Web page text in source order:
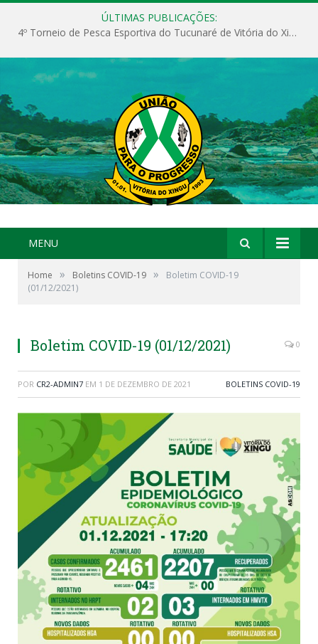
ÚLTIMAS PUBLICAÇÕES:
4º Torneio de Pesca Esportiva do Tucunaré de Vitória do Xingu
MENU
Home » Boletins COVID-19 »
Boletim COVID-19
(01/12/2021)
Boletim COVID-19 (01/12/2021) 0
POR CR2-ADMIN7 EM 1 DE DEZEMBRO DE 2021 BOLETINS COVID-19